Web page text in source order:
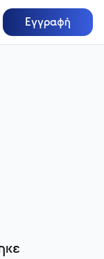
Εγγραφή